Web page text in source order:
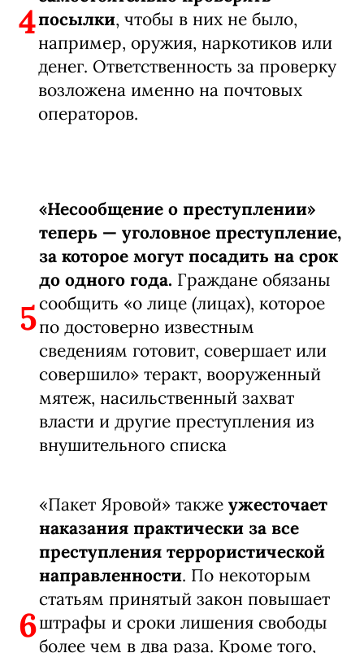
4посылки, чтобы в них не было,
например, оружия, наркотиков или
денег. Ответственность за проверку
возложена именно на почтовых
операторов.
5
«Несообщение о преступлении»
теперь — уголовное преступление,
за которое могут посадить на срок
до одного года. Граждане обязаны
сообщить «о лице (лицах), которое
по достоверно известным
сведениям готовит, совершает или
совершило» теракт, вооруженный
мятеж, насильственный захват
власти и другие преступления из
внушительного списка
6
«Пакет Яровой» также ужесточает
наказания практически за все
преступления террористической
направленности. По некоторым
статьям принятый закон повышает
штрафы и сроки лишения свободы
более чем в два раза. Кроме того,